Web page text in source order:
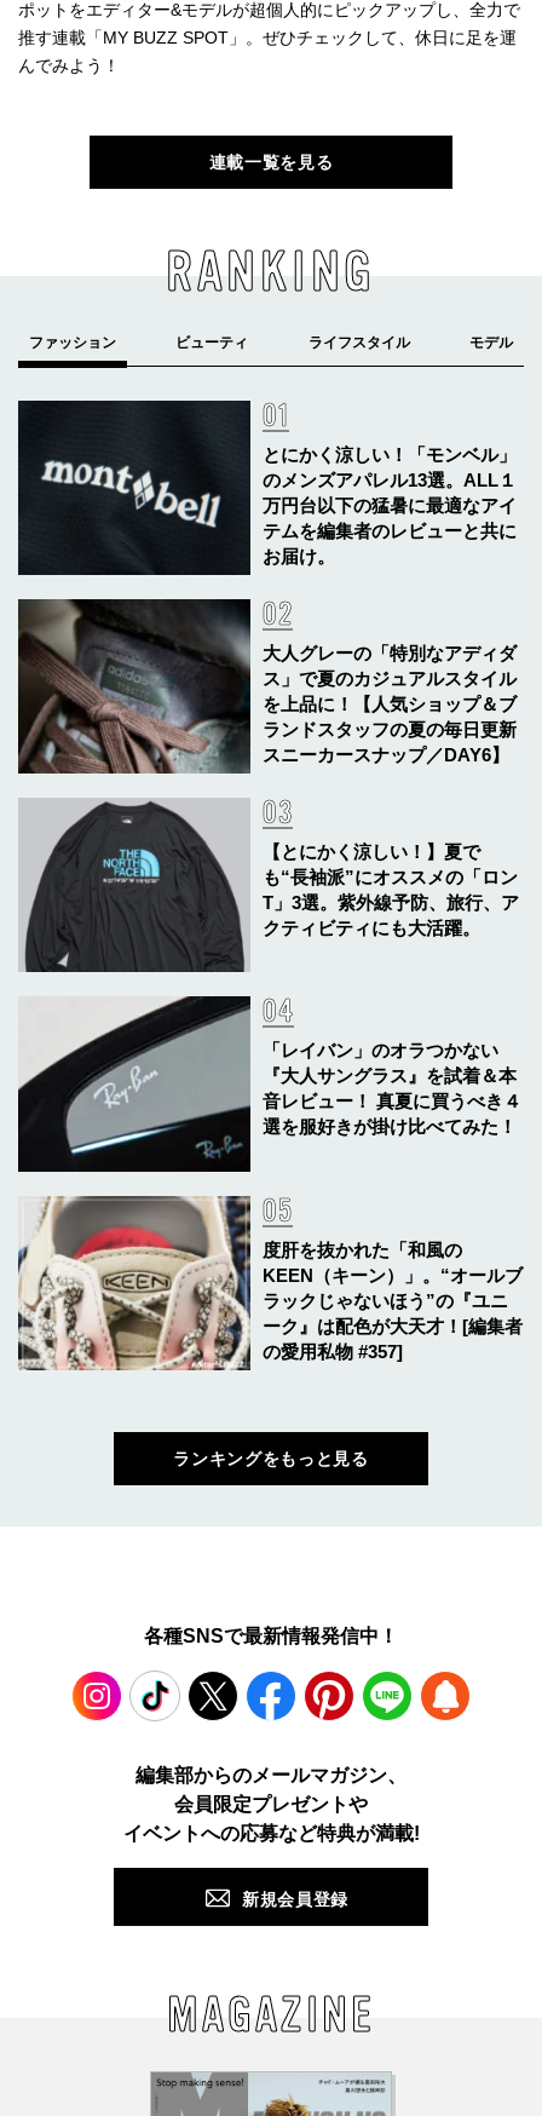
ポットをエディター&モデルが超個人的にピックアップし、全力で
推す連載「MY BUZZ SPOT」。ぜひチェックして、休日に足を運
んでみよう！
連載一覧を見る
RANKING
とにかく涼しい！「モンベル」
のメンズアパレル13選。ALL１
万円台以下の猛暑に最適なアイ
テムを編集者のレビューと共に
お届け。
大人グレーの「特別なアディダ
ス」で夏のカジュアルスタイル
を上品に！【人気ショップ＆ブ
ランドスタッフの夏の毎日更新
スニーカースナップ／DAY6】
【とにかく涼しい！】夏で
も“長袖派”にオススメの「ロン
T」3選。紫外線予防、旅行、ア
クティビティにも大活躍。
「レイバン」のオラつかない
『大人サングラス』を試着＆本
音レビュー！ 真夏に買うべき４
選を服好きが掛け比べてみた！
度肝を抜かれた「和風の
KEEN（キーン）」。“オールブ
ラックじゃないほう”の『ユニ
ーク』は配色が大天才！[編集者
の愛用私物 #357]
ランキングをもっと見る
各種SNSで最新情報発信中！
TikTok X Facebook Pinterest LINE
編集部からのメールマガジン、
会員限定プレゼントや
イベントへの応募など特典が満載!
新規会員登録
MAGAZINE